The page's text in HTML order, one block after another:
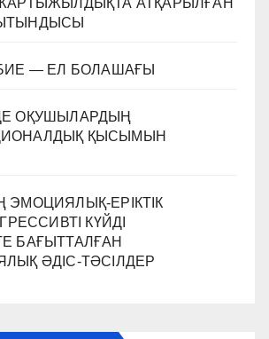
АТҚАРЫЛҒАН
— ЕЛ БОЛАШАҒЫ
ОҚУШЫЛАРДЫҢ
ҚЫСЫМЫН
ЭМОЦИЯЛЫҚ-ЕРІКТІК
КҮЙДІ
БАҒЫТТАЛҒАН
ӘДІС-ТӘСІЛДЕР